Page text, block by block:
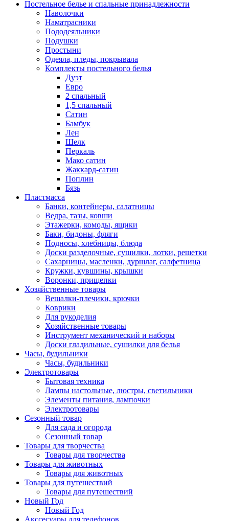
Постельное белье и спальные принадлежности
Наволочки
Наматрасники
Пододеяльники
Подушки
Простыни
Одеяла, пледы, покрывала
Комплекты постельного белья
Дуэт
Евро
2 спальный
1,5 спальный
Сатин
Бамбук
Лен
Шелк
Перкаль
Мако сатин
Жаккард-сатин
Поплин
Бязь
Пластмасса
Банки, контейнеры, салатницы
Ведра, тазы, ковши
Этажерки, комоды, ящики
Баки, бидоны, фляги
Подносы, хлебницы, блюда
Доски разделочные, сушилки, лотки, решетки
Сахарницы, масленки, дуршлаг, салфетница
Кружки, кувшины, крышки
Воронки, прищепки
Хозяйственные товары
Вешалки-плечики, крючки
Коврики
Для рукоделия
Хозяйственные товары
Инструмент механический и наборы
Доски гладильные, сушилки для белья
Часы, будильники
Часы, будильники
Электротовары
Бытовая техника
Лампы настольные, люстры, светильники
Элементы питания, лампочки
Электротовары
Сезонный товар
Для сада и огорода
Сезонный товар
Товары для творчества
Товары для творчества
Товары для животных
Товары для животных
Товары для путешествий
Товары для путешествий
Новый Год
Новый Год
Акссесуары для телефонов